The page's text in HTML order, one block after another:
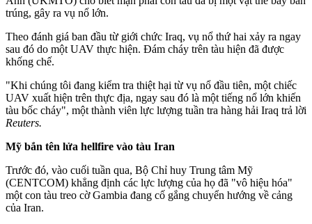
trúng, gây ra vụ nổ lớn.
Theo đánh giá ban đầu từ giới chức Iraq, vụ nổ thứ hai xảy ra ngay
sau đó do một UAV thực hiện. Đám cháy trên tàu hiện đã được
khống chế.
"Khi chúng tôi đang kiểm tra thiệt hại từ vụ nổ đầu tiên, một chiếc
UAV xuất hiện trên thực địa, ngay sau đó là một tiếng nổ lớn khiến
tàu bốc cháy", một thành viên lực lượng tuần tra hàng hải Iraq trả lời
Reuters.
Mỹ bắn tên lửa hel‌lfire vào tàu Iran
Trước đó, vào cuối tuần qua, Bộ Chỉ huy Trung tâm Mỹ
(CENTCOM) khẳng định các lực lượng của họ đã "vô hiệu hóa"
một con tàu treo cờ Gambia đang cố gắng chuyển hướng về cảng
của Iran.